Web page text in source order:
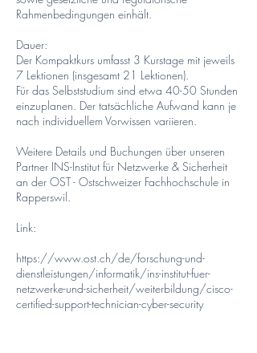
Rahmenbedingungen einhält.
Dauer:
Der Kompaktkurs umfasst 3 Kurstage mit jeweils
7 Lektionen (insgesamt 21 Lektionen).
Für das Selbststudium sind etwa 40-50 Stunden
einzuplanen. Der tatsächliche Aufwand kann je
nach individuellem Vorwissen variieren.
Weitere Details und Buchungen über unseren
Partner INS-Institut für Netzwerke & Sicherheit
an der OST - Ostschweizer Fachhochschule in
Rapperswil.
Link:
https://www.ost.ch/de/forschung-und-
dienstleistungen/informatik/ins-institut-fuer-
netzwerke-und-sicherheit/weiterbildung/cisco-
certified-support-technician-cyber-security